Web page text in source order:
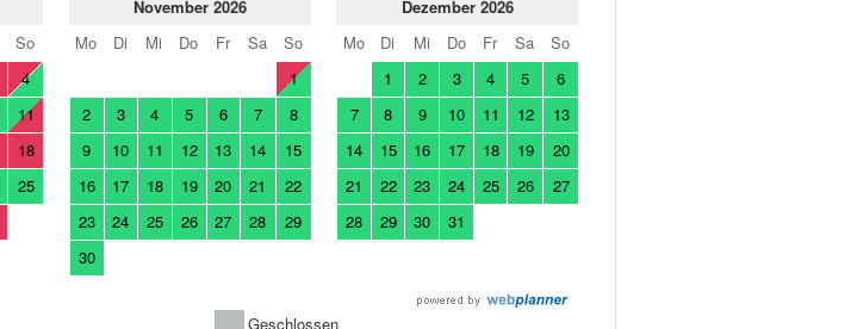
So
4
11
18
25
November 2026
Mo
Di Mi Do Fr Sa
So
1
2
3 4 5 6 7
8
9
10 11 12 13 14
15
16
17 18 19 20 21
22
23
24 25 26 27 28
29
30
Dezember 2026
Mo
Di Mi Do Fr Sa
So
1
2 3 4 5
6
7
8 9 10 11 12
13
14
15 16 17 18 19
20
21
22 23 24 25 26
27
28
29 30 31
Geschlossen